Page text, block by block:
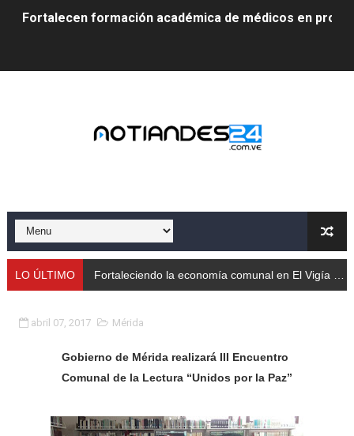
Fortalecen formación académica de médicos en
Fundecem inició con éxito el taller vacacional de
Iniciación al yoga reúne a diversos clubes deportivos
Mincomunas impulsa el autogobierno en Mérida con
Inicia el Plan Cultura Vacacional 2026 en el estado
LO ÚLTIMO Fortaleciendo la economía comunal en El Vigía con microcréditos a emprendedores y produc
abril 07, 2017 Mérida
Gobierno de Mérida realizará III Encuentro
Comunal de la Lectura “Unidos por la Paz”